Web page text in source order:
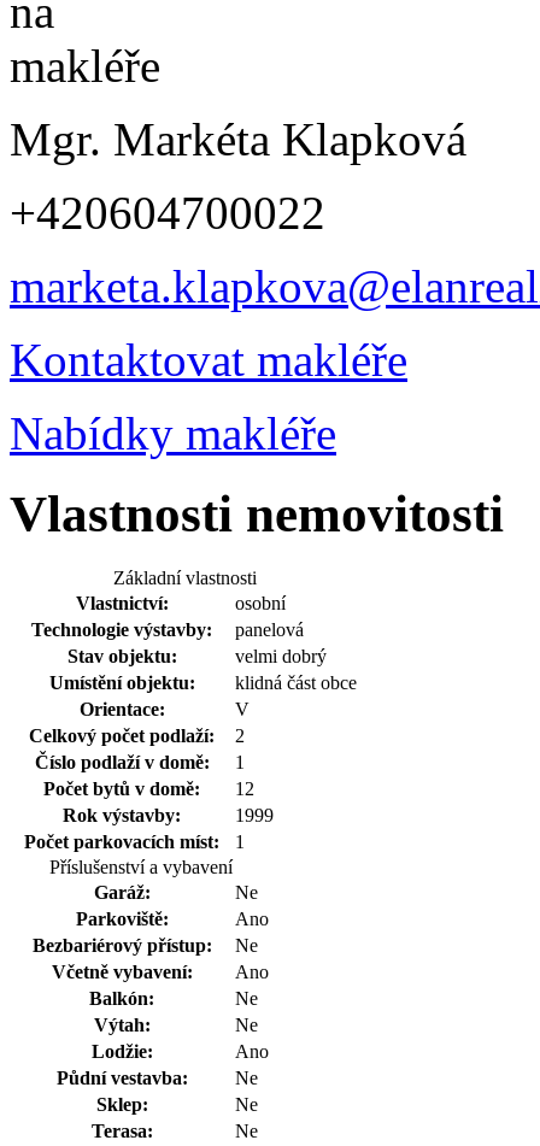
Mgr. Markéta Klapková
+420604700022
Kontaktovat makléře
Nabídky makléře
Vlastnosti nemovitosti
Základní vlastnosti
Vlastnictví:
osobní
Technologie výstavby:
panelová
Stav objektu:
velmi dobrý
Umístění objektu:
klidná část obce
Orientace:
V
Celkový počet podlaží:
2
Číslo podlaží v domě:
1
Počet bytů v domě:
12
Rok výstavby:
1999
Počet parkovacích míst:
1
Příslušenství a vybavení
Garáž:
Ne
Parkoviště:
Ano
Bezbariérový přístup:
Ne
Včetně vybavení:
Ano
Balkón:
Ne
Výtah:
Ne
Lodžie:
Ano
Půdní vestavba:
Ne
Sklep:
Ne
Terasa:
Ne